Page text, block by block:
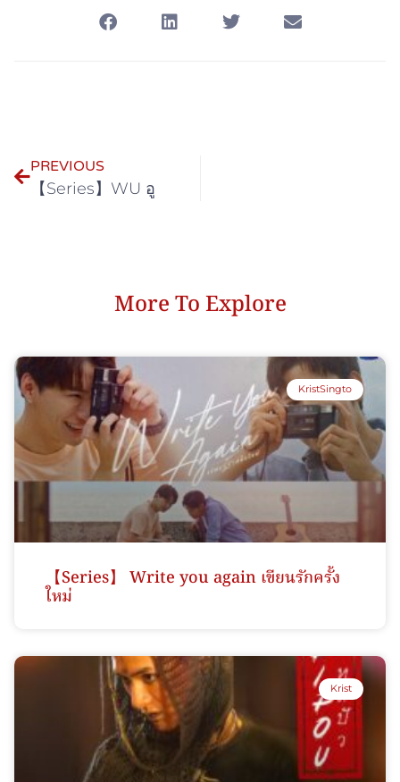
PREVIOUS
【Series】WU อู
More To Explore
KristSingto
【Series】 Write you again เขียนรักครั้ง
ใหม่
Krist